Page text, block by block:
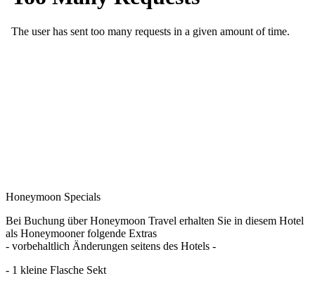
Honeymoon Specials
Bei Buchung über Honeymoon Travel erhalten Sie in diesem Hotel
als Honeymooner folgende Extras
- vorbehaltlich Änderungen seitens des Hotels -
- 1 kleine Flasche Sekt